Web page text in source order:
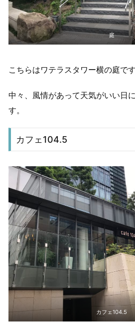
庭
こちらはワテラスタワー横の庭です
中々、風情があって天気がいい日
す。
カフェ104.5
カフェ104.5